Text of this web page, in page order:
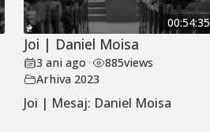
00:54:35
Joi | Daniel Moisa
3 ani ago • 885views
Arhiva 2023
Joi | Mesaj: Daniel Moisa